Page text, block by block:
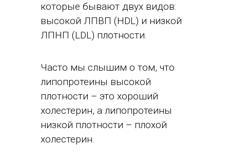
которые бывают двух видов:
высокой ЛПВП (HDL) и низкой
ЛПНП (LDL) плотности.
Часто мы слышим о том, что
липопротеины высокой
плотности – это хороший
холестерин, а липопротеины
низкой плотности – плохой
холестерин.